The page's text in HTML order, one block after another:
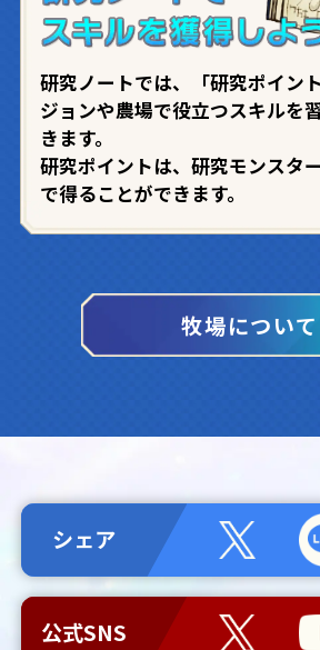
モンスター
システム
研究ノートでは、「研究ポイン
ジョンや農場で役立つスキルを
きます。
研究ポイントは、研究モンスタ
で得ることができます。
牧場について
シェア
公式SNS